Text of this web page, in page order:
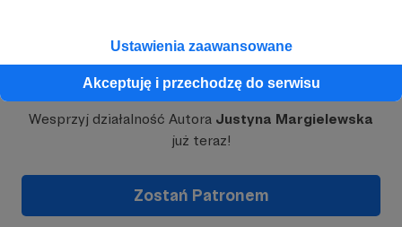
Ustawienia zaawansowane
Akceptuję i przechodzę do serwisu
Dołącz do grona Patronów!
Wesprzyj działalność Autora Justyna Margielewska
już teraz!
Zostań Patronem